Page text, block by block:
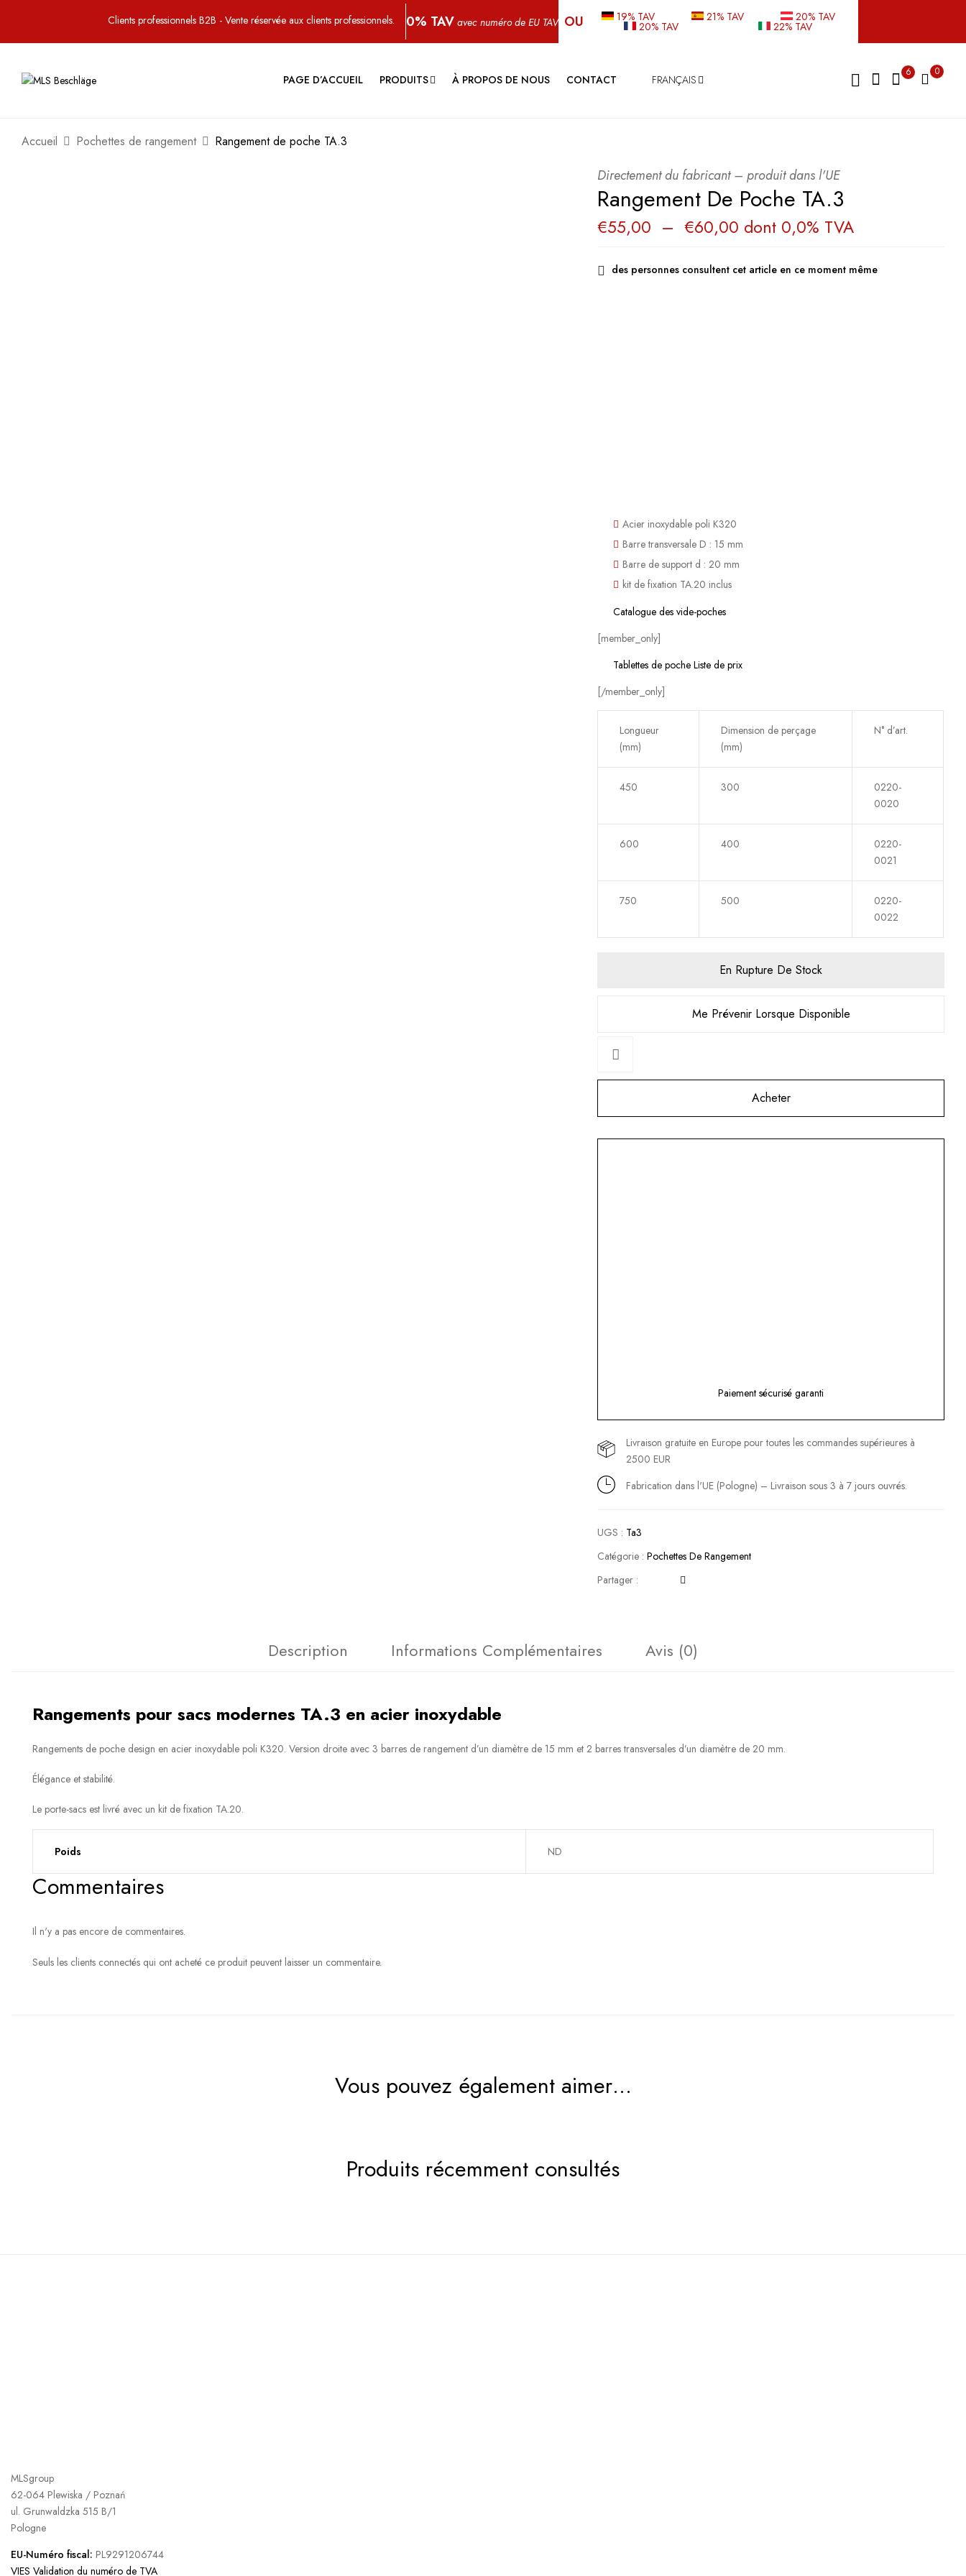
Clients professionnels B2B - Vente réservée aux clients professionnels. 0% TAV avec numéro de EU TAV OU 19% TAV 21% TAV 20% TAV
20% TAV 22% TAV
PAGE D’ACCUEIL PRODUITS À PROPOS DE NOUS CONTACT FRANÇAIS
6 0
Accueil Pochettes de rangement Rangement de poche TA.3
Directement du fabricant – produit dans l'UE
Rangement De Poche TA.3
€55,00 – €60,00 Plage
de
à
€60,00
dont 0,0% TVA
des personnes consultent cet article en ce moment même
Acier inoxydable poli K320
Barre transversale D : 15 mm
Barre de support d : 20 mm
kit de fixation TA.20 inclus
Catalogue des vide-poches
[member_only]
Tablettes de poche Liste de prix
[/member_only]
Longueur
(mm)
Dimension de perçage
(mm)
N° d’art.
450 300
0220-
0020
600 400
0220-
0021
750 500
0220-
0022
En Rupture De Stock
Me Prévenir Lorsque Disponible
Acheter
Paiement sécurisé garanti
Livraison gratuite en Europe pour toutes les commandes supérieures à
2500 EUR
Fabrication dans l'UE (Pologne) – Livraison sous 3 à 7 jours ouvrés.
UGS : Ta3
Catégorie :Pochettes De Rangement
Partager :
Description Informations Complémentaires Avis (0)
Rangements pour sacs modernes TA.3 en acier inoxydable
Rangements de poche design en acier inoxydable poli K320. Version droite avec 3 barres de rangement d’un diamètre de 15 mm et 2 barres transversales d’un diamètre de 20 mm.
Élégance et stabilité.
Le porte-sacs est livré avec un kit de fixation TA.20.
Poids ND
Commentaires
Il n'y a pas encore de commentaires.
Seuls les clients connectés qui ont acheté ce produit peuvent laisser un commentaire.
Vous pouvez également aimer…
Produits récemment consultés
MLSgroup
62-064 Plewiska / Poznań
ul. Grunwaldzka 515 B/1
Pologne
EU-Numéro fiscal: PL9291206744
VIES Validation du numéro de TVA